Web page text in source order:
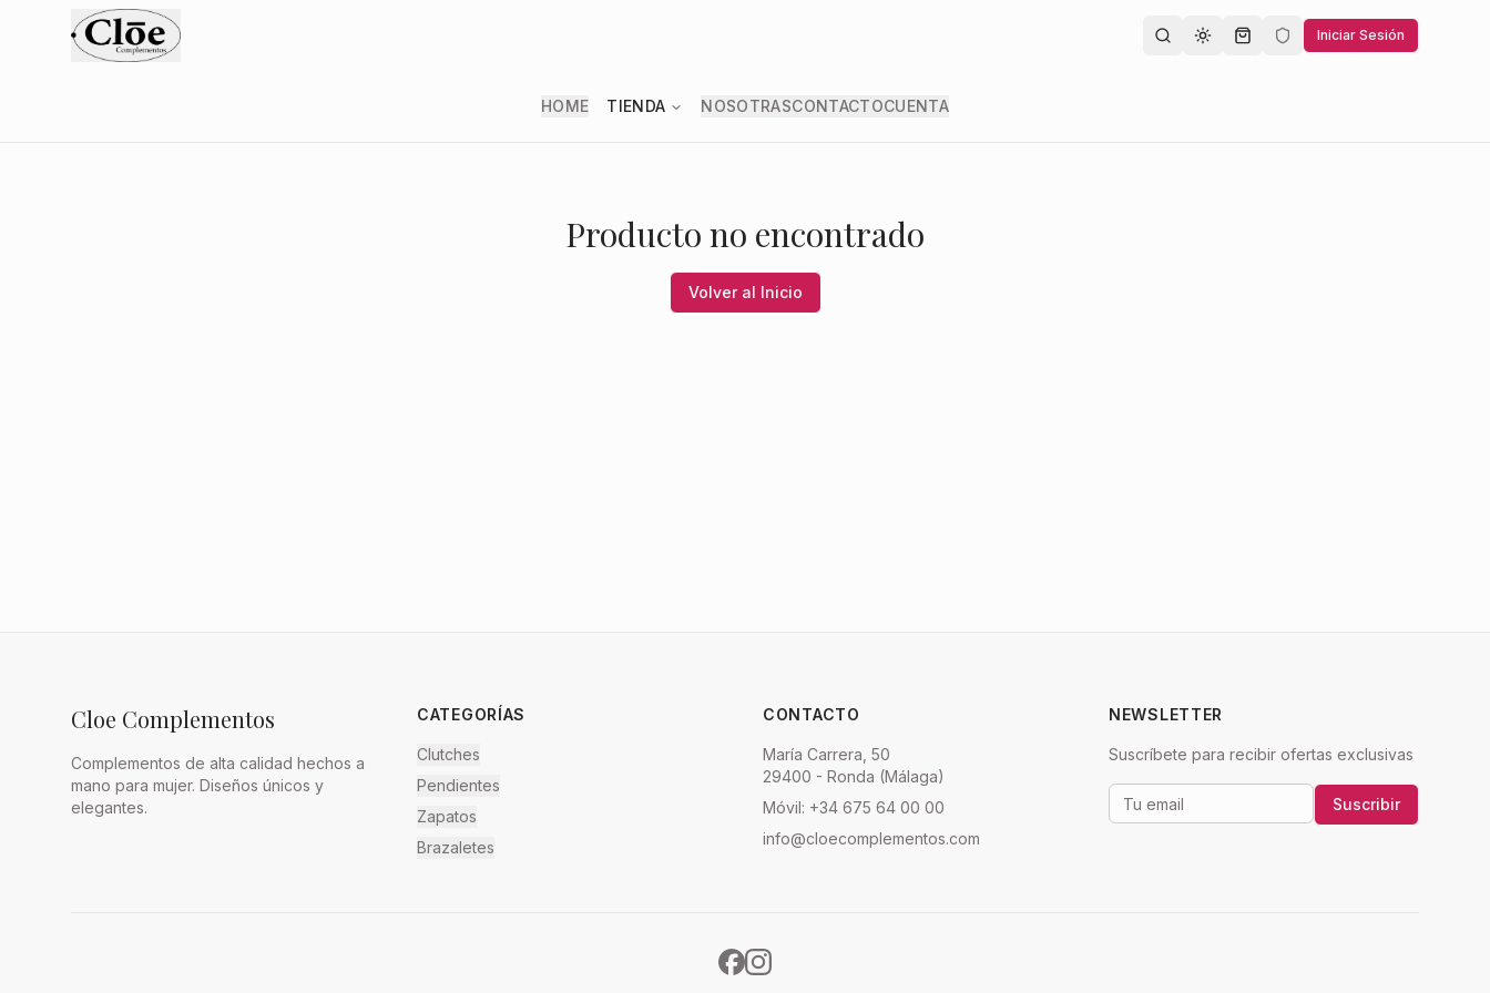
Toggle theme Iniciar Sesión
HOME TIENDA NOSOTRASCONTACTOCUENTA
Producto no encontrado
Volver al Inicio
Cloe Complementos
Complementos de alta calidad hechos a
mano para mujer. Diseños únicos y
elegantes.
CATEGORÍAS
Clutches
Pendientes
Zapatos
Brazaletes
CONTACTO
María Carrera, 50
29400 - Ronda (Málaga)
Móvil: +34 675 64 00 00
info@cloecomplementos.com
NEWSLETTER
Suscríbete para recibir ofertas exclusivas
Suscribir